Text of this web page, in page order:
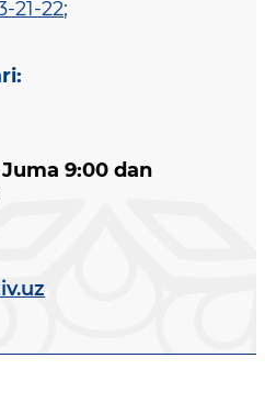
21-22;
:
9:00 dan